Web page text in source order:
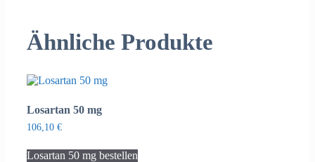
Ähnliche Produkte
Losartan 50 mg
106,10 €
Losartan 50 mg bestellen